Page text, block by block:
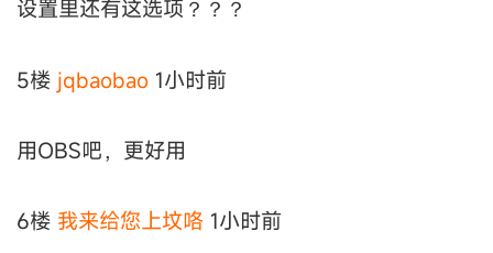
设置里还有这选项？？？
5楼 jqbaobao 1小时前
用OBS吧，更好用
6楼 我来给您上坟咯 1小时前